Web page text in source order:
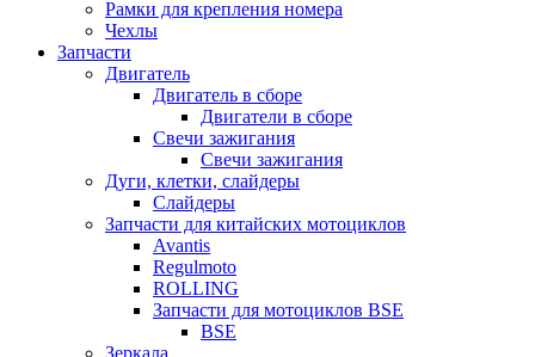
Рамки для крепления номера
Чехлы
Запчасти
Двигатель
Двигатель в сборе
Двигатели в сборе
Свечи зажигания
Свечи зажигания
Дуги, клетки, слайдеры
Слайдеры
Запчасти для китайских мотоциклов
Avantis
Regulmoto
ROLLING
Запчасти для мотоциклов BSE
BSE
Зеркала